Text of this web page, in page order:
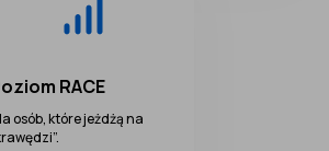
RACE
osób, które jeżdżą na